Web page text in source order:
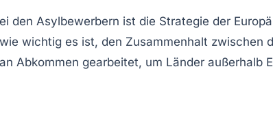
den Asylbewerbern ist die Strategie der
wichtig es ist, den Zusammenhalt zwischen
Abkommen gearbeitet, um Länder außerhalb